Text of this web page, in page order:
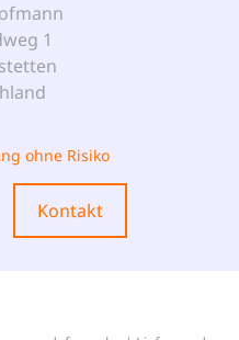
1
ohne Risiko
Kontakt